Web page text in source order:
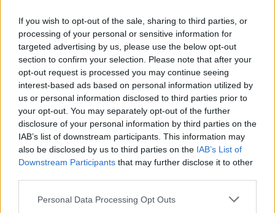
If you wish to opt-out of the sale, sharing to third parties, or
processing of your personal or sensitive information for
targeted advertising by us, please use the below opt-out
section to confirm your selection. Please note that after your
opt-out request is processed you may continue seeing
interest-based ads based on personal information utilized by
us or personal information disclosed to third parties prior to
your opt-out. You may separately opt-out of the further
disclosure of your personal information by third parties on the
IAB’s list of downstream participants. This information may
also be disclosed by us to third parties on the IAB’s List of
Downstream Participants that may further disclose it to other
Personal Data Processing Opt Outs
Δεκαπενταύγουστος: Πώς αμείβονται οι εργαζόμενοι για
την αργία
10:53
Πότε πληρώνονται οι συντάξεις Σεπτεμβρίου
10:52
Ηράκλειο: Οι παραστάσεις στα Κηποθέατρα τη Τρίτη 11/8
Συναγερμός της Τροχαίας για τους «ραλίστες» οδηγούς
των άδειων δρόμων
10:40
Ηλικιωμένη ανασύρθηκε νεκρή από τη θάλασσα στην